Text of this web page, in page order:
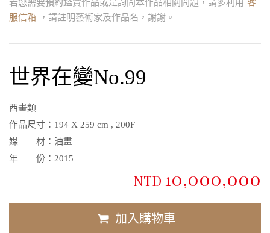
若您需要預約鑑賞作品或是詢問本作品相關問題，請多利用 客
服信箱
，請註明藝術家及作品名，謝謝。
世界在變No.99
西畫類
作品尺寸： 194 X 259 cm , 200F
媒 材： 油畫
年 份： 2015
NTD 10,000,000
加入購物車